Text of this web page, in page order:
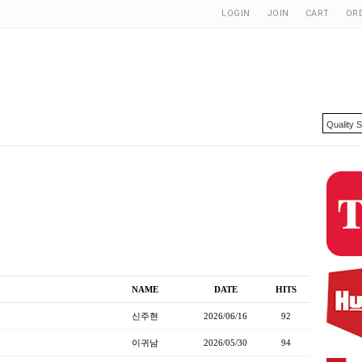
LOGIN JOIN CART
NAME DATE HITS
신주현 2026/06/16 92
이귀남 2026/05/30 94